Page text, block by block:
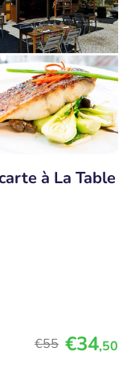
à La Table
€55 €34,50